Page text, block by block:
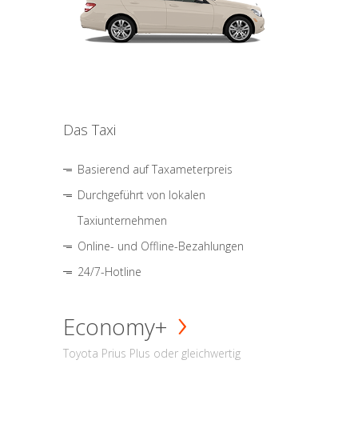
Das Taxi
Basierend auf Taxameterpreis
Durchgeführt von lokalen
Taxiunternehmen
Online- und Offline-Bezahlungen
24/7-Hotline
Economy+
Toyota Prius Plus oder gleichwertig